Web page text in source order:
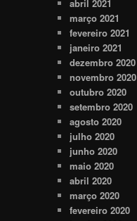
abril 2021
março 2021
fevereiro 2021
janeiro 2021
dezembro 2020
novembro 2020
outubro 2020
setembro 2020
agosto 2020
julho 2020
junho 2020
maio 2020
abril 2020
março 2020
fevereiro 2020